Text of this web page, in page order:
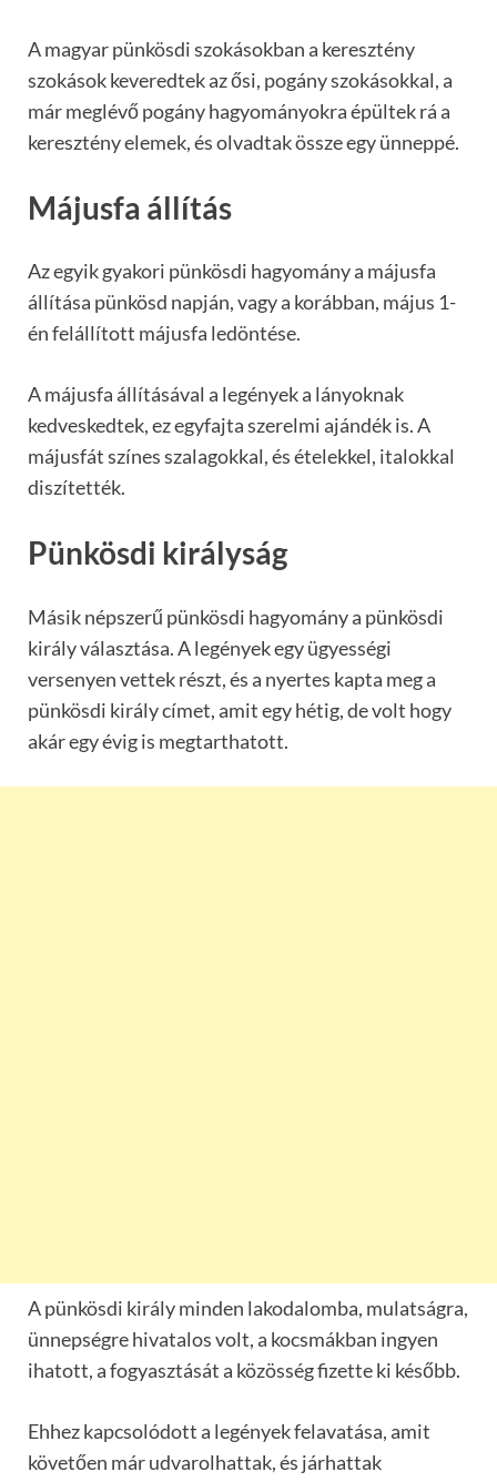
A magyar pünkösdi szokásokban a keresztény
szokások keveredtek az ősi, pogány szokásokkal, a
már meglévő pogány hagyományokra épültek rá a
keresztény elemek, és olvadtak össze egy ünneppé.
Májusfa állítás
Az egyik gyakori pünkösdi hagyomány a májusfa
állítása pünkösd napján, vagy a korábban, május 1-
én felállított májusfa ledöntése.
A májusfa állításával a legények a lányoknak
kedveskedtek, ez egyfajta szerelmi ajándék is. A
májusfát színes szalagokkal, és ételekkel, italokkal
diszítették.
Pünkösdi királyság
Másik népszerű pünkösdi hagyomány a pünkösdi
király választása. A legények egy ügyességi
versenyen vettek részt, és a nyertes kapta meg a
pünkösdi király címet, amit egy hétig, de volt hogy
akár egy évig is megtarthatott.
A pünkösdi király minden lakodalomba, mulatságra,
ünnepségre hivatalos volt, a kocsmákban ingyen
ihatott, a fogyasztását a közösség fizette ki később.
Ehhez kapcsolódott a legények felavatása, amit
követően már udvarolhattak, és járhattak